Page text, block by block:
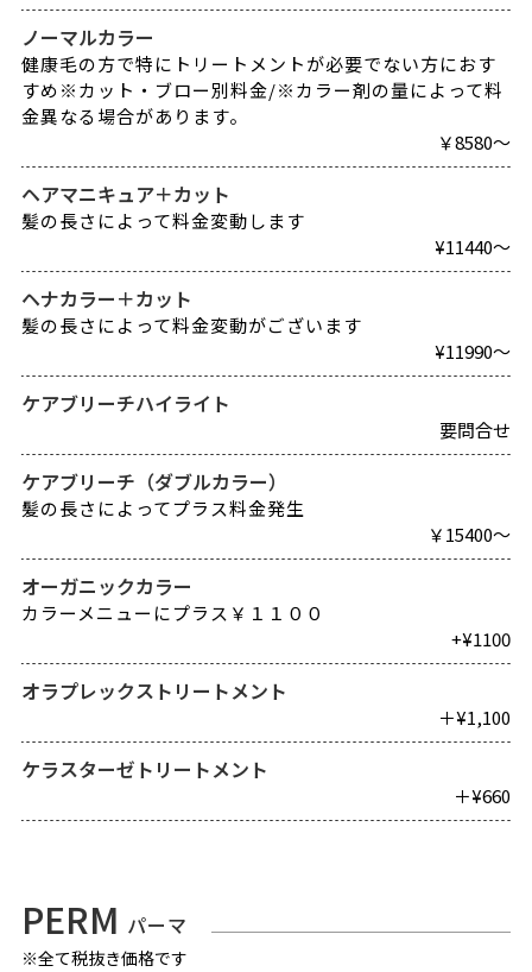
ノーマルカラー
健康毛の方で特にトリートメントが必要でない方におす
すめ※カット・ブロー別料金/※カラー剤の量によって料
金異なる場合があります。
￥8580～
ヘアマニキュア＋カット
髪の長さによって料金変動します
¥11440～
ヘナカラー＋カット
髪の長さによって料金変動がございます
¥11990～
ケアブリーチハイライト
要問合せ
ケアブリーチ（ダブルカラー）
髪の長さによってプラス料金発生
￥15400～
オーガニックカラー
カラーメニューにプラス￥１１００
+¥1100
オラプレックストリートメント
＋¥1,100
ケラスターゼトリートメント
＋¥660
PERM パーマ
※全て税抜き価格です